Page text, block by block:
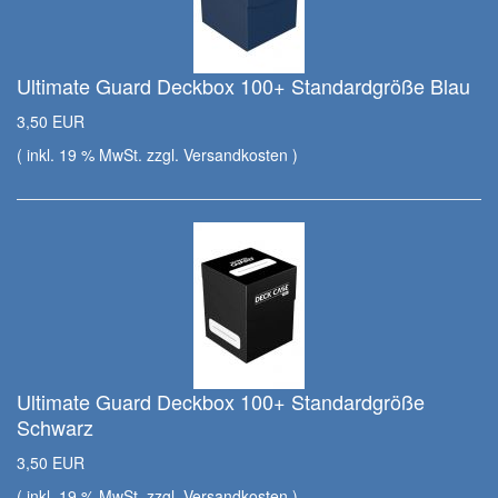
Ultimate Guard Deckbox 100+ Standardgröße Blau
3,50 EUR
( inkl. 19 % MwSt. zzgl. Versandkosten )
Ultimate Guard Deckbox 100+ Standardgröße
Schwarz
3,50 EUR